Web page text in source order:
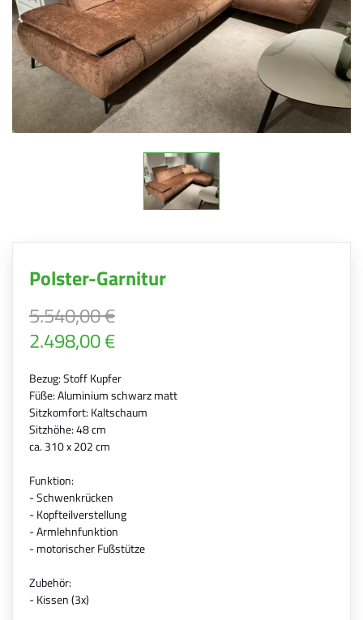
Polster-Garnitur
5.540,00 €
2.498,00 €
Bezug: Stoff Kupfer
Füße: Aluminium schwarz matt
Sitzkomfort: Kaltschaum
Sitzhöhe: 48 cm
ca. 310 x 202 cm
Funktion:
- Schwenkrücken
- Kopfteilverstellung
- Armlehnfunktion
- motorischer Fußstütze
Zubehör:
- Kissen (3x)